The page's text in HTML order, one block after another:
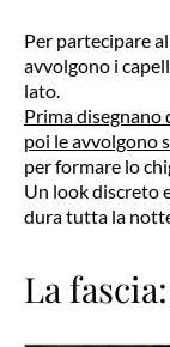
Per partecipare
avvolgono i
lato.
Prima disegnano
poi le avvolgono
per formare lo
Un look discreto
dura tutta la
La